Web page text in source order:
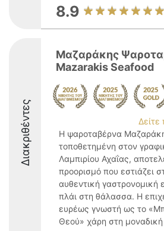
8.9
Διακριθέντες
Μαζαράκης
Mazarakis Seafood
Δείτε
Η ψαροταβέρνα
τοποθετημένη στον
Λαμπιρίου Αχαΐας,
προορισμό που εστιάζει
αυθεντική γαστρονομική
πλάι στη θάλασσα. Η
ευρέως γνωστή ως το
Θεού» χάρη στη μοναδική